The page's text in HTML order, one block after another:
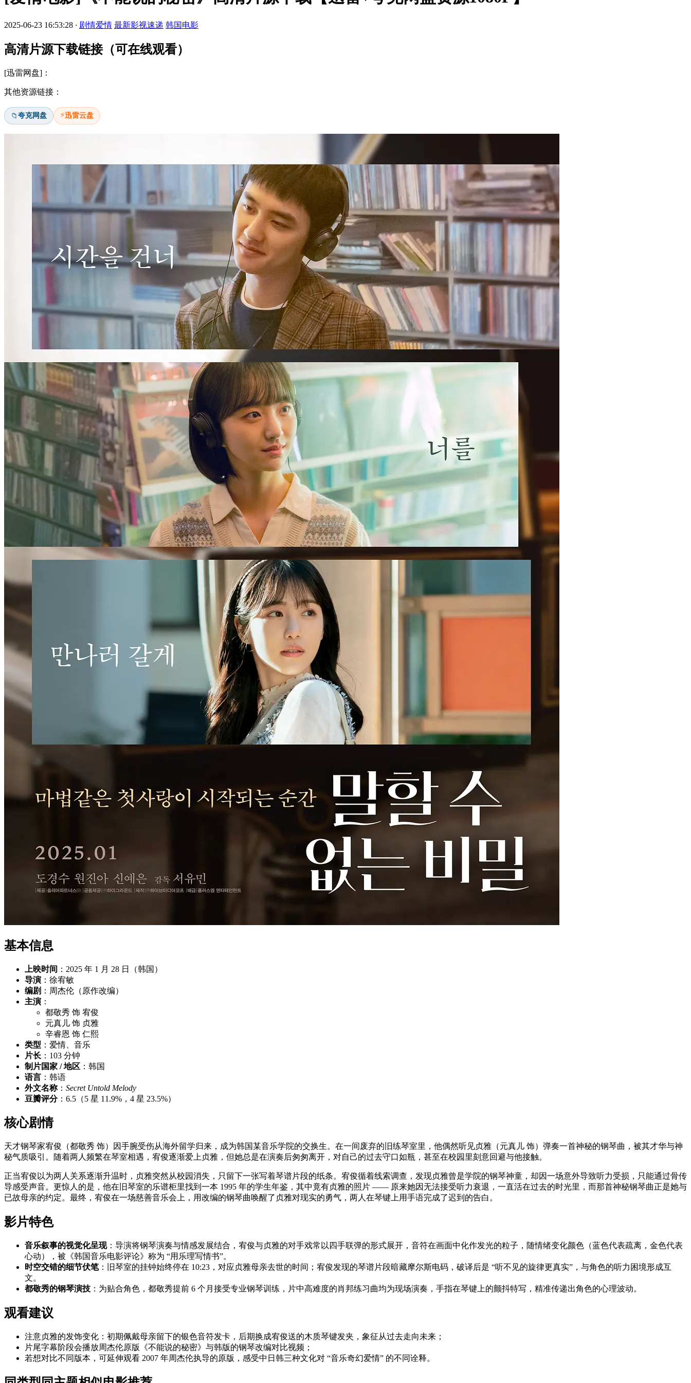
2025-06-23 16:53:28 · 剧情爱情 最新影视速递 韩国电影
高清片源下载链接（可在线观看）
[迅雷网盘]：
其他资源链接：
📁夸克网盘 ⚡迅雷云盘
基本信息
上映时间 ：2025 年 1 月 28 日（韩国）
导演 ：徐宥敏
编剧 ：周杰伦（原作改编）
主演 ：
都敬秀 饰 宥俊
元真儿 饰 贞雅
辛睿恩 饰 仁熙
类型 ：爱情、音乐
片长 ：103 分钟
制片国家 / 地区 ：韩国
语言 ：韩语
外文名称： Secret Untold Melody
豆瓣评分：6.5（5 星 11.9%，4 星 23.5%）
核心剧情
天才钢琴家宥俊（都敬秀 饰）因手腕受伤从海外留学归来，成为韩国某音乐学院的交换生。在一间废弃的旧练琴室里，他偶然听见贞雅（元真儿 饰）弹奏一首神秘的钢琴曲，被其才华与神
秘气质吸引。随着两人频繁在琴室相遇，宥俊逐渐爱上贞雅，但她总是在演奏后匆匆离开，对自己的过去守口如瓶，甚至在校园里刻意回避与他接触。
正当宥俊以为两人关系逐渐升温时，贞雅突然从校园消失，只留下一张写着琴谱片段的纸条。宥俊循着线索调查，发现贞雅曾是学院的钢琴神童，却因一场意外导致听力受损，只能通过骨传
导感受声音。更惊人的是，他在旧琴室的乐谱柜里找到一本 1995 年的学生年鉴，其中竟有贞雅的照片 —— 原来她因无法接受听力衰退，一直活在过去的时光里，而那首神秘钢琴曲正是她与
已故母亲的约定。最终，宥俊在一场慈善音乐会上，用改编的钢琴曲唤醒了贞雅对现实的勇气，两人在琴键上用手语完成了迟到的告白。
影片特色
音乐叙事的视觉化呈现：导演将钢琴演奏与情感发展结合，宥俊与贞雅的对手戏常以四手联弹的形式展开，音符在画面中化作发光的粒子，随情绪变化颜色（蓝色代表疏离，金色代表
心动），被《韩国音乐电影评论》称为 “用乐理写情书”。
时空交错的细节伏笔：旧琴室的挂钟始终停在 10:23，对应贞雅母亲去世的时间；宥俊发现的琴谱片段暗藏摩尔斯电码，破译后是 “听不见的旋律更真实”，与角色的听力困境形成互
文。
都敬秀的钢琴演技 ：为贴合角色，都敬秀提前 6 个月接受专业钢琴训练，片中高难度的肖邦练习曲均为现场演奏，手指在琴键上的颤抖特写，精准传递出角色的心理波动。
观看建议
注意贞雅的发饰变化：初期佩戴母亲留下的银色音符发卡，后期换成宥俊送的木质琴键发夹，象征从过去走向未来；
片尾字幕阶段会播放周杰伦原版《不能说的秘密》与韩版的钢琴改编对比视频；
若想对比不同版本，可延伸观看 2007 年周杰伦执导的原版，感受中日韩三种文化对 “音乐奇幻爱情” 的不同诠释。